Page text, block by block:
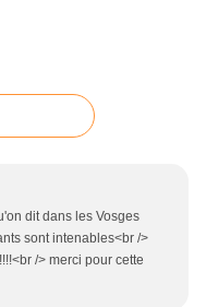
dit dans les Vosges
sont intenables<br />
/> merci pour cette